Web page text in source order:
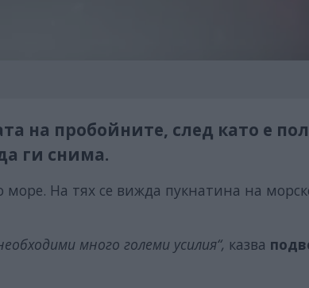
на пробойните, след като е
ги снима.
На тях се вижда пукнатина на
много големи усилия“, казва